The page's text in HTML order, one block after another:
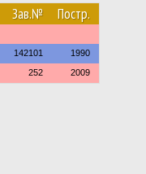
Зав.№ Постр.
142101 1990
252 2009